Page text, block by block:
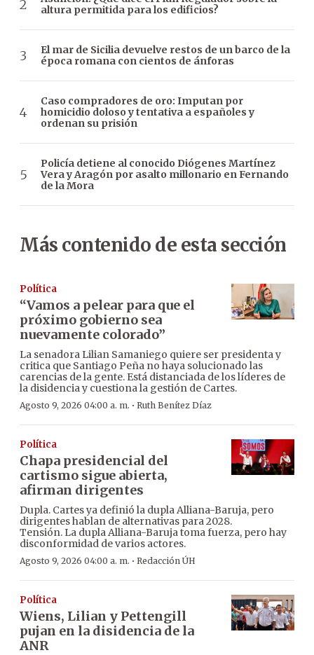
altura permitida para los edificios?
El mar de Sicilia devuelve restos de un barco de la
época romana con cientos de ánforas
Caso compradores de oro: Imputan por
homicidio doloso y tentativa a españoles y
ordenan su prisión
Policía detiene al conocido Diógenes Martínez
Vera y Aragón por asalto millonario en Fernando
de la Mora
Más contenido de esta sección
Política
“Vamos a pelear para que el
próximo gobierno sea
nuevamente colorado”
La senadora Lilian Samaniego quiere ser presidenta y
critica que Santiago Peña no haya solucionado las
carencias de la gente. Está distanciada de los líderes de
la disidencia y cuestiona la gestión de Cartes.
Agosto 9, 2026 04:00 a. m. · Ruth Benítez Díaz
Política
Chapa presidencial del
cartismo sigue abierta,
afirman dirigentes
Dupla. Cartes ya definió la dupla Alliana-Baruja, pero
dirigentes hablan de alternativas para 2028.
Tensión. La dupla Alliana-Baruja toma fuerza, pero hay
disconformidad de varios actores.
Agosto 9, 2026 04:00 a. m. · Redacción ÚH
Política
Wiens, Lilian y Pettengill
pujan en la disidencia de la
ANR